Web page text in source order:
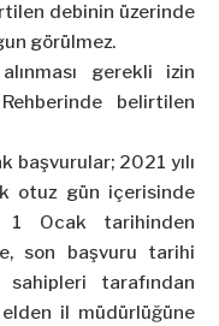
debinin üzerinde
görülmez.
gerekli izin
belirtilen
başvurular; 2021 yılı
otuz gün içerisinde
1 Ocak tarihinden
son başvuru tarihi
tarafından
il müdürlüğüne